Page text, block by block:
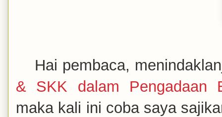
Hai pembaca,
& SKK dalam Pengadaan
maka kali ini coba saya